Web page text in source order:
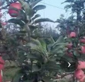
›